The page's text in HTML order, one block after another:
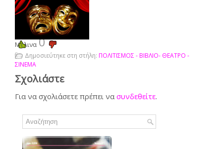
Μελινα 0
Δημοσιεύτηκε στη στήλη: ΠΟΛΙΤΙΣΜΟΣ - ΒΙΒΛΙΟ- ΘΕΑΤΡΟ -
ΣΙΝΕΜΑ
Σχολιάστε
Για να σχολιάσετε πρέπει να συνδεθείτε.